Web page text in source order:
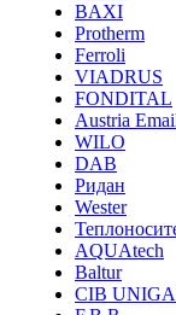
BAXI
Protherm
Ferroli
VIADRUS
FONDITAL
Austria
WILO
DAB
Ридан
Wester
AQUAtech
Baltur
CIB